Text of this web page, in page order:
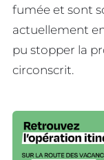
fumée et sont
actuellement
pu stopper la
circonscrit.